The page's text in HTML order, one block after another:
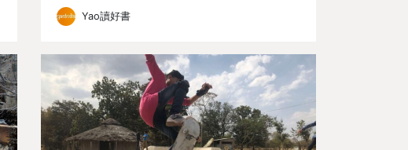
Yao讀好書